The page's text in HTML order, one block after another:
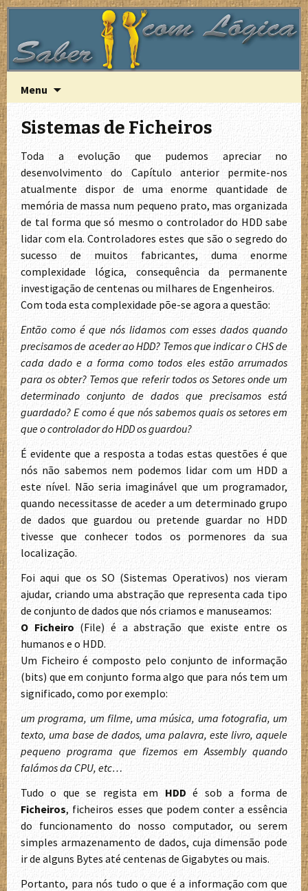
Saber com Lógica
A Lógica do funcionamento do computador
Menu
o
conteúdo
Sistemas de Ficheiros
Toda a evolução que pudemos apreciar no
desenvolvimento do Capítulo anterior permite-nos
atualmente dispor de uma enorme quantidade de
memória de massa num pequeno prato, mas organizada
de tal forma que só mesmo o controlador do HDD sabe
lidar com ela. Controladores estes que são o segredo do
sucesso de muitos fabricantes, duma enorme
complexidade lógica, consequência da permanente
investigação de centenas ou milhares de Engenheiros.
Com toda esta complexidade põe-se agora a questão:
Então como é que nós lidamos com esses dados quando
precisamos de aceder ao HDD? Temos que indicar o CHS de
cada dado e a forma como todos eles estão arrumados
para os obter? Temos que referir todos os Setores onde um
determinado conjunto de dados que precisamos está
guardado? E como é que nós sabemos quais os setores em
que o controlador do HDD os guardou?
É evidente que a resposta a todas estas questões é que
nós não sabemos nem podemos lidar com um HDD a
este nível. Não seria imaginável que um programador,
quando necessitasse de aceder a um determinado grupo
de dados que guardou ou pretende guardar no HDD
tivesse que conhecer todos os pormenores da sua
localização.
Foi aqui que os SO (Sistemas Operativos) nos vieram
ajudar, criando uma abstração que representa cada tipo
de conjunto de dados que nós criamos e manuseamos:
O Ficheiro (File) é a abstração que existe entre os
humanos e o HDD.
Um Ficheiro é composto pelo conjunto de informação
(bits) que em conjunto forma algo que para nós tem um
significado, como por exemplo:
um programa, um filme, uma música, uma fotografia, um
texto, uma base de dados, uma palavra, este livro, aquele
pequeno programa que fizemos em Assembly quando
falámos da CPU, etc…
Tudo o que se regista em HDD é sob a forma de
Ficheiros, ficheiros esses que podem conter a essência
do funcionamento do nosso computador, ou serem
simples armazenamento de dados, cuja dimensão pode
ir de alguns Bytes até centenas de Gigabytes ou mais.
Portanto, para nós tudo o que é a informação com que